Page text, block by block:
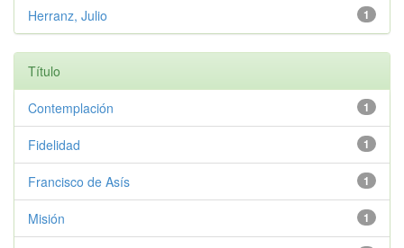
1
Herranz, Julio
Título
1
Contemplación
1
Fidelidad
1
Francisco de Asís
1
Misión